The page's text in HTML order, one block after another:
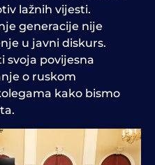
lažnih vijesti.
generacije nije
u javni diskurs.
svoja povijesna
o ruskom
kako bismo